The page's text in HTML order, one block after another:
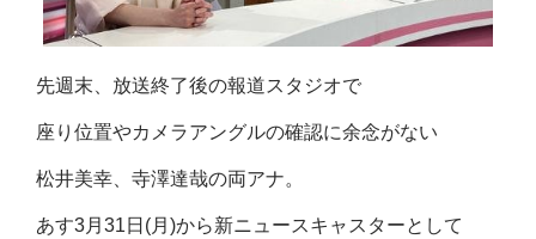
先週末、放送終了後の報道スタジオで
座り位置やカメラアングルの確認に余念がない
松井美幸、寺澤達哉の両アナ。
あす3月31日(月)から新ニュースキャスターとして